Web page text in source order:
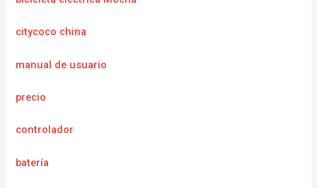
citycoco china
manual de usuario
precio
controlador
batería